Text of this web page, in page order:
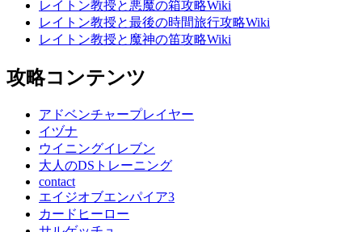
レイトン教授と悪魔の箱攻略Wiki
レイトン教授と最後の時間旅行攻略Wiki
レイトン教授と魔神の笛攻略Wiki
攻略コンテンツ
アドベンチャープレイヤー
イヅナ
ウイニングイレブン
大人のDSトレーニング
contact
エイジオブエンパイア3
カードヒーロー